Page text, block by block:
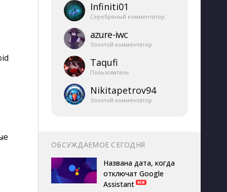
Infiniti01
Серебряный комментатор
azure-​iwc
Золотой комментатор
Taqufi
Пользователь
Nikitapetrov94
Золотой комментатор
ОБСУЖДАЕМОЕ СЕГОДНЯ
Названа дата, когда
отключат Google
Assistant